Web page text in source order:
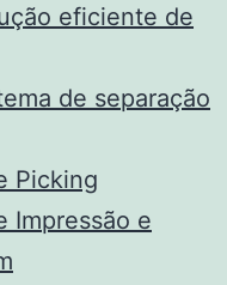
eficiente de
de separação
Picking
Impressão e